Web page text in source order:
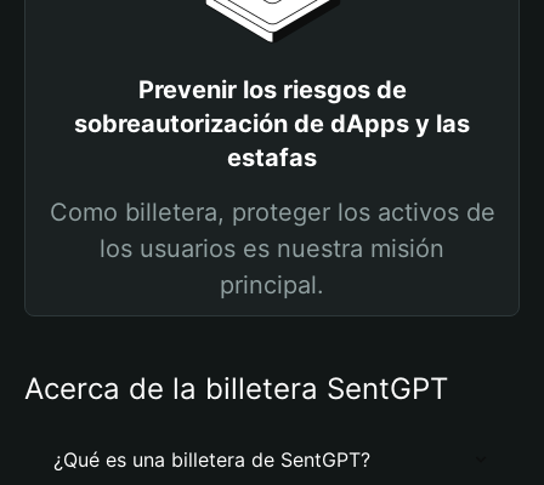
Prevenir los riesgos de
sobreautorización de dApps y las
estafas
Como billetera, proteger los activos de
los usuarios es nuestra misión
principal.
Acerca de la billetera SentGPT
¿Qué es una billetera de SentGPT?